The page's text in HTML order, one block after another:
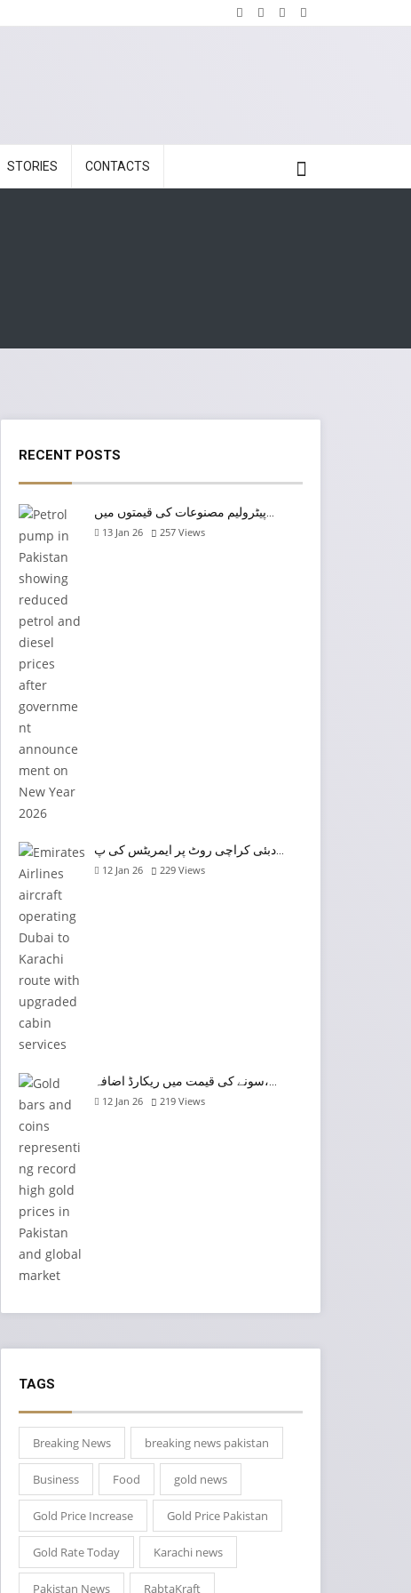
STORIES CONTACTS
RECENT POSTS
13 Jan 26 257 Views
12 Jan 26 229 Views
سونے کی قیمت میں ریکارڈ اضافہ،…
12 Jan 26 219 Views
TAGS
Breaking News breaking news pakistan
Business Food gold news
Gold Price Increase Gold Price Pakistan
Gold Rate Today Karachi news
Pakistan News RabtaKraft